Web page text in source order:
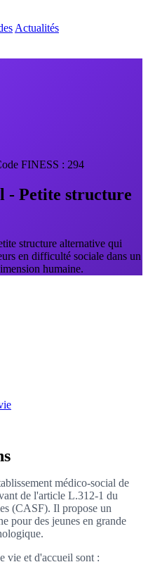
Actualités
FINESS : 294
- Petite structure
structure alternative qui
en difficulté sociale dans un
humaine.
médico-social de
de l'article L.312-1 du
(CASF). Il propose un
pour des jeunes en grande
vie et d'accueil sont :